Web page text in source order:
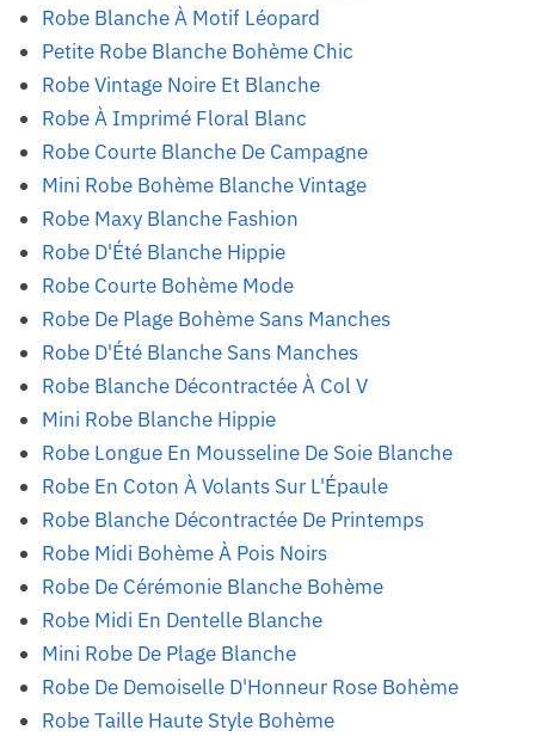
Robe Blanche À Motif Léopard
Petite Robe Blanche Bohème Chic
Robe Vintage Noire Et Blanche
Robe À Imprimé Floral Blanc
Robe Courte Blanche De Campagne
Mini Robe Bohème Blanche Vintage
Robe Maxy Blanche Fashion
Robe D'Été Blanche Hippie
Robe Courte Bohème Mode
Robe De Plage Bohème Sans Manches
Robe D'Été Blanche Sans Manches
Robe Blanche Décontractée À Col V
Mini Robe Blanche Hippie
Robe Longue En Mousseline De Soie Blanche
Robe En Coton À Volants Sur L'Épaule
Robe Blanche Décontractée De Printemps
Robe Midi Bohème À Pois Noirs
Robe De Cérémonie Blanche Bohème
Robe Midi En Dentelle Blanche
Mini Robe De Plage Blanche
Robe De Demoiselle D'Honneur Rose Bohème
Robe Taille Haute Style Bohème